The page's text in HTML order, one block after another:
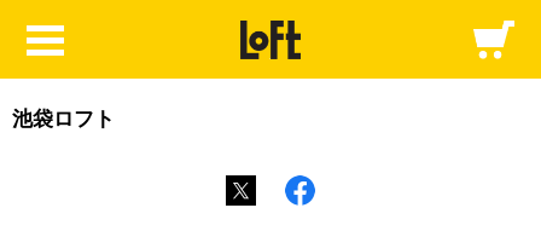
池袋ロフト